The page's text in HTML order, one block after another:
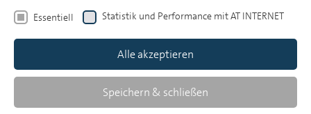
Eric Heitzer
Vision Breitbandkabel
Welche Erwartungen werden damit
Essentiell Statistik und Performance mit AT INTERNET
Alle akzeptieren
Speichern & schließen